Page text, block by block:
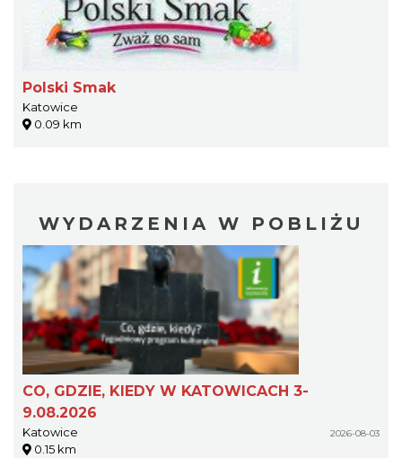
Polski Smak
Katowice
0.09 km
WYDARZENIA W POBLIŻU
CO, GDZIE, KIEDY W KATOWICACH 3-
9.08.2026
Katowice 2026-08-03
0.15 km